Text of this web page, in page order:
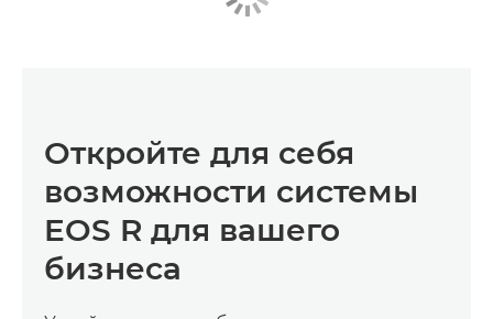
Откройте для себя
возможности системы
EOS R для вашего
бизнеса